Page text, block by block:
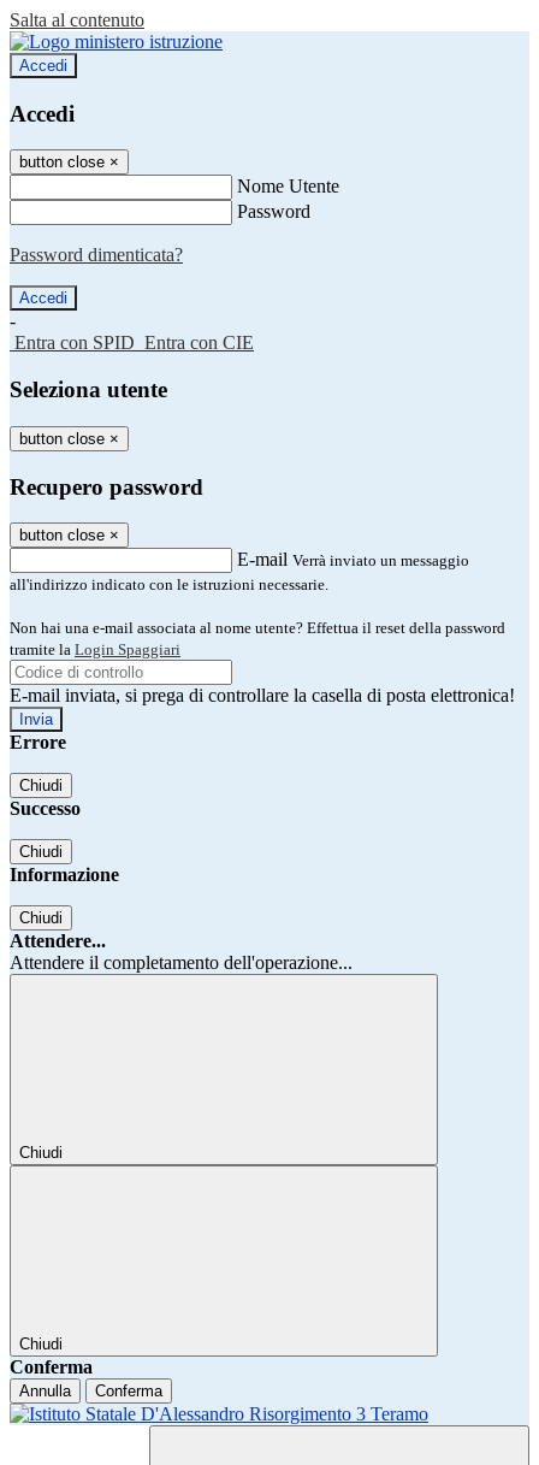
Salta al contenuto
Accedi
Accedi
button close ×
Nome Utente
Password
Password dimenticata?
-
Entra con SPID Entra con CIE
Seleziona utente
button close ×
Recupero password
button close ×
E-mail Verrà inviato un messaggio
all'indirizzo indicato con le istruzioni necessarie.
Non hai una e-mail associata al nome utente? Effettua il reset della password
tramite la Login Spaggiari
E-mail inviata, si prega di controllare la casella di posta elettronica!
Errore
Chiudi
Successo
Chiudi
Informazione
Chiudi
Attendere...
Attendere il completamento dell'operazione...
Chiudi
Chiudi
Conferma
Annulla Conferma